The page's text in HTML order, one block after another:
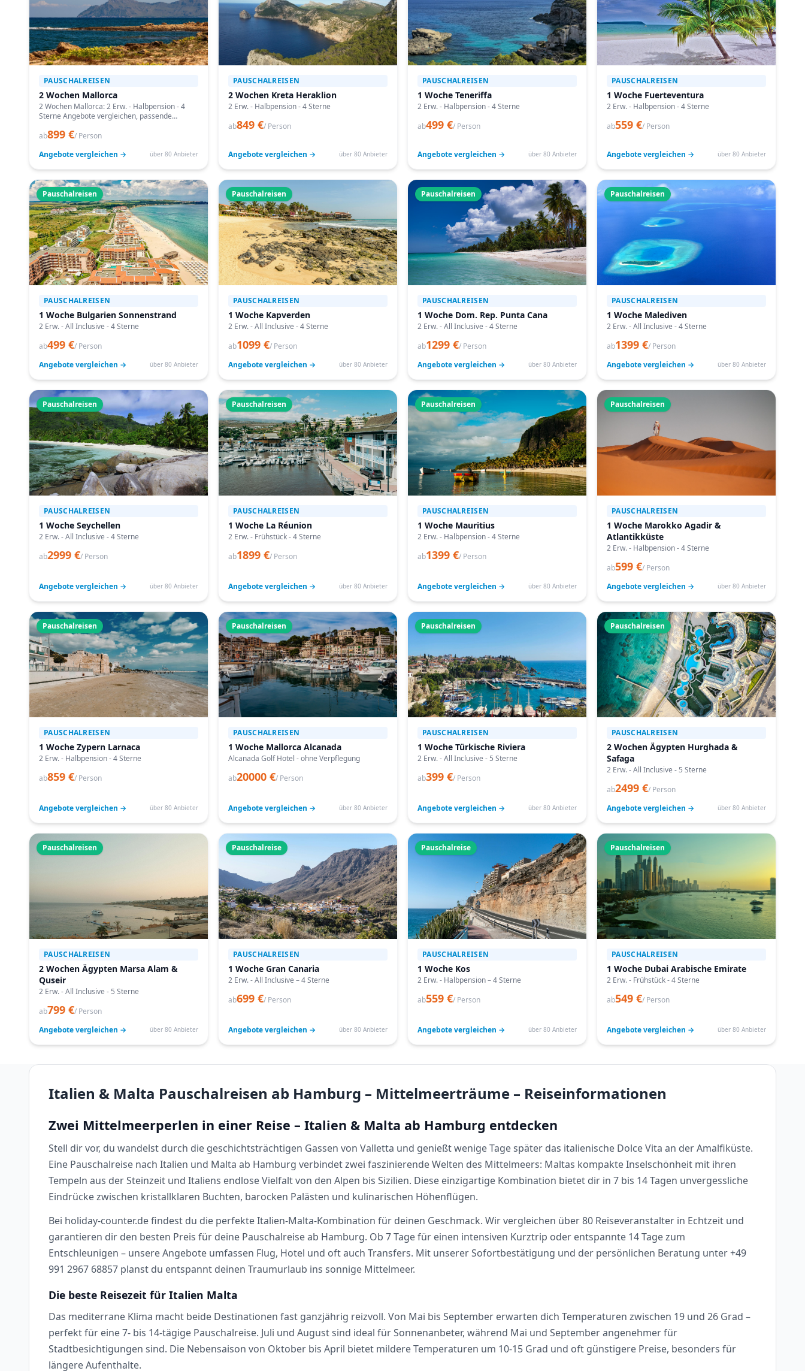
PAUSCHALREISEN
2 Wochen Mallorca
2 Wochen Mallorca: 2 Erw. - Halbpension - 4
Sterne Angebote vergleichen, passende
buchen.
ab899 €/ Person
Angebote vergleichen →
über 80 Anbieter
PAUSCHALREISEN
2 Wochen Kreta Heraklion
2 Erw. - Halbpension - 4 Sterne
ab849 €/ Person
Angebote vergleichen → über 80 Anbieter
PAUSCHALREISEN
1 Woche Teneriffa
2 Erw. - Halbpension - 4 Sterne
ab499 €/ Person
Angebote vergleichen → über 80 Anbieter
PAUSCHALREISEN
1 Woche Fuerteventura
2 Erw. - Halbpension - 4 Sterne
ab559 €/ Person
Angebote vergleichen → über 80 Anbieter
Pauschalreisen
PAUSCHALREISEN
1 Woche Bulgarien Sonnenstrand
2 Erw. - All Inclusive - 4 Sterne
ab499 €/ Person
Angebote vergleichen →
über 80 Anbieter
Pauschalreisen
PAUSCHALREISEN
1 Woche Kapverden
2 Erw. - All Inclusive - 4 Sterne
ab1099 €/ Person
Angebote vergleichen →
über 80 Anbieter
Pauschalreisen
PAUSCHALREISEN
1 Woche Dom. Rep. Punta Cana
2 Erw. - All Inclusive - 4 Sterne
ab1299 €/ Person
Angebote vergleichen →
über 80 Anbieter
Pauschalreisen
PAUSCHALREISEN
1 Woche Malediven
2 Erw. - All Inclusive - 4 Sterne
ab1399 €/ Person
Angebote vergleichen →
über 80 Anbieter
Pauschalreisen
PAUSCHALREISEN
1 Woche Seychellen
2 Erw. - All Inclusive - 4 Sterne
ab2999 €/ Person
Angebote vergleichen → über 80 Anbieter
Pauschalreisen
PAUSCHALREISEN
1 Woche La Réunion
2 Erw. - Frühstück - 4 Sterne
ab1899 €/ Person
Angebote vergleichen → über 80 Anbieter
Pauschalreisen
PAUSCHALREISEN
1 Woche Mauritius
2 Erw. - Halbpension - 4 Sterne
ab1399 €/ Person
Angebote vergleichen → über 80 Anbieter
Pauschalreisen
PAUSCHALREISEN
1 Woche Marokko Agadir &
Atlantikküste
2 Erw. - Halbpension - 4 Sterne
ab599 €/ Person
Angebote vergleichen →
über 80 Anbieter
Pauschalreisen
PAUSCHALREISEN
1 Woche Zypern Larnaca
2 Erw. - Halbpension - 4 Sterne
ab859 €/ Person
Angebote vergleichen → über 80 Anbieter
Pauschalreisen
PAUSCHALREISEN
1 Woche Mallorca Alcanada
Alcanada Golf Hotel - ohne Verpflegung
ab20000 €/ Person
Angebote vergleichen → über 80 Anbieter
Pauschalreisen
PAUSCHALREISEN
1 Woche Türkische Riviera
2 Erw. - All Inclusive - 5 Sterne
ab399 €/ Person
Angebote vergleichen → über 80 Anbieter
Pauschalreisen
PAUSCHALREISEN
2 Wochen Ägypten Hurghada &
Safaga
2 Erw. - All Inclusive - 5 Sterne
ab2499 €/ Person
Angebote vergleichen →
über 80 Anbieter
Pauschalreisen
PAUSCHALREISEN
2 Wochen Ägypten Marsa Alam &
Quseir
2 Erw. - All Inclusive - 5 Sterne
ab799 €/ Person
Angebote vergleichen →
über 80 Anbieter
Pauschalreise
PAUSCHALREISEN
1 Woche Gran Canaria
2 Erw. - All Inclusive – 4 Sterne
ab699 €/ Person
Angebote vergleichen → über 80 Anbieter
Pauschalreise
PAUSCHALREISEN
1 Woche Kos
2 Erw. - Halbpension – 4 Sterne
ab559 €/ Person
Angebote vergleichen → über 80 Anbieter
Pauschalreisen
PAUSCHALREISEN
1 Woche Dubai Arabische Emirate
2 Erw. - Frühstück - 4 Sterne
ab549 €/ Person
Angebote vergleichen → über 80 Anbieter
Italien & Malta Pauschalreisen ab Hamburg – Mittelmeerträume – Reiseinformationen
Zwei Mittelmeerperlen in einer Reise – Italien & Malta ab Hamburg entdecken
Stell dir vor, du wandelst durch die geschichtsträchtigen Gassen von Valletta und genießt wenige Tage später das italienische Dolce Vita an der Amalfiküste.
Eine Pauschalreise nach Italien und Malta ab Hamburg verbindet zwei faszinierende Welten des Mittelmeers: Maltas kompakte Inselschönheit mit ihren
Tempeln aus der Steinzeit und Italiens endlose Vielfalt von den Alpen bis Sizilien. Diese einzigartige Kombination bietet dir in 7 bis 14 Tagen unvergessliche
Eindrücke zwischen kristallklaren Buchten, barocken Palästen und kulinarischen Höhenflügen.
Bei holiday-counter.de findest du die perfekte Italien-Malta-Kombination für deinen Geschmack. Wir vergleichen über 80 Reiseveranstalter in Echtzeit und
garantieren dir den besten Preis für deine Pauschalreise ab Hamburg. Ob 7 Tage für einen intensiven Kurztrip oder entspannte 14 Tage zum
Entschleunigen – unsere Angebote umfassen Flug, Hotel und oft auch Transfers. Mit unserer Sofortbestätigung und der persönlichen Beratung unter +49
991 2967 68857 planst du entspannt deinen Traumurlaub ins sonnige Mittelmeer.
Die beste Reisezeit für Italien Malta
Das mediterrane Klima macht beide Destinationen fast ganzjährig reizvoll. Von Mai bis September erwarten dich Temperaturen zwischen 19 und 26 Grad –
perfekt für eine 7- bis 14-tägige Pauschalreise. Juli und August sind ideal für Sonnenanbeter, während Mai und September angenehmer für
Stadtbesichtigungen sind. Die Nebensaison von Oktober bis April bietet mildere Temperaturen um 10-15 Grad und oft günstigere Preise, besonders für
längere Aufenthalte.